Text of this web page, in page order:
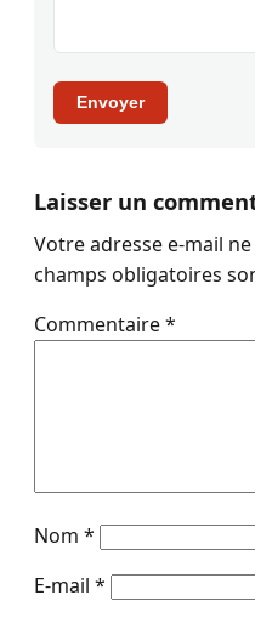
Envoyer
Laisser un
Votre adresse e-mail
champs obligatoires
Commentaire*
Nom *
E-mail *